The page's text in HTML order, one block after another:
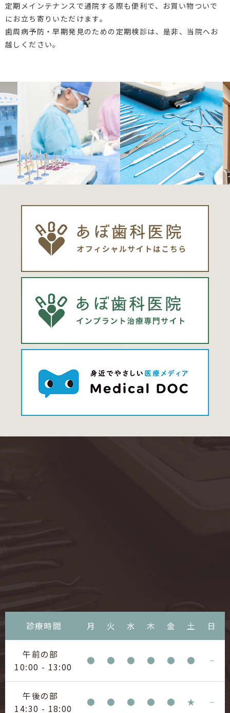
定期メインテナンスで通院する際も便利で、お買い物ついで
にお立ち寄りいただけます。
歯周病予防・早期発見のための定期検診は、是非、当院へお
越しください。
Previous Next
診療時間 月 火 水 木 金 土 日
午前の部
10:00 - 13:00
● ● ● ● ● ● −
午後の部
14:30 - 18:00
● ● ● ● ● ★ −